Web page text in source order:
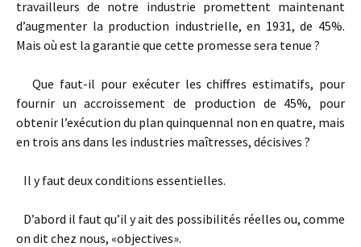
travailleurs de notre industrie promettent maintenant
d’augmenter la production industrielle, en 1931, de 45%.
Mais où est la garantie que cette promesse sera tenue ?
Que faut-­il pour exécuter les chiffres estimatifs, pour
fournir un accroissement de production de 45%, pour
obtenir l’exécution du plan quinquennal non en quatre, mais
en trois ans dans les industries maîtresses, décisives ?
Il y faut deux conditions essentielles.
D’abord il faut qu’il y ait des possibilités réelles ou, comme
on dit chez nous, «objectives».